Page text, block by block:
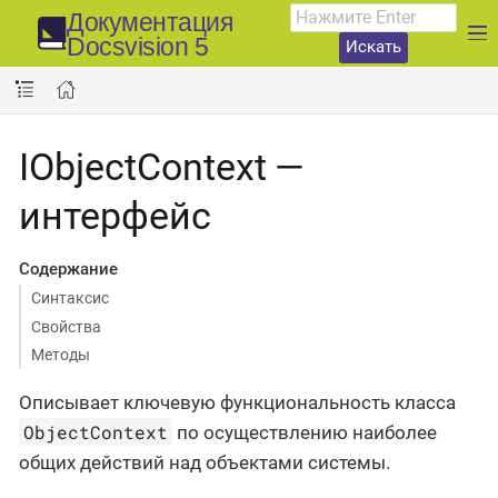
Документация
Docsvision 5
Искать
IObjectContext —
интерфейс
Содержание
Синтаксис
Свойства
Методы
Описывает ключевую функциональность класса
ObjectContext по осуществлению наиболее
общих действий над объектами системы.